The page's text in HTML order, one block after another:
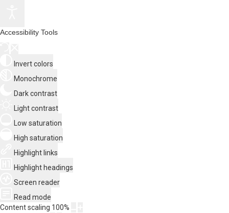
Accessibility Tools
Invert colors
Monochrome
Dark contrast
Light contrast
Low saturation
High saturation
Highlight links
Highlight headings
Screen reader
Read mode
Content scaling 100%